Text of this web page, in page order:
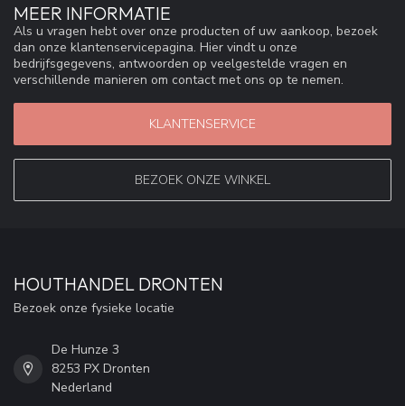
MEER INFORMATIE
Als u vragen hebt over onze producten of uw aankoop, bezoek
dan onze klantenservicepagina. Hier vindt u onze
bedrijfsgegevens, antwoorden op veelgestelde vragen en
verschillende manieren om contact met ons op te nemen.
KLANTENSERVICE
BEZOEK ONZE WINKEL
HOUTHANDEL DRONTEN
Bezoek onze fysieke locatie
De Hunze 3
8253 PX Dronten
Nederland